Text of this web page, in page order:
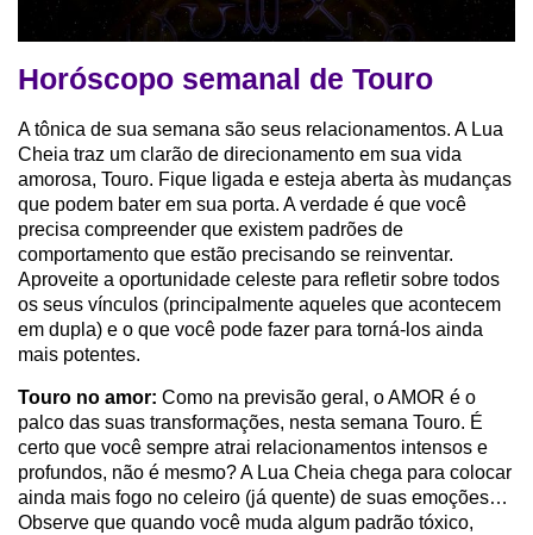
Horóscopo semanal de Touro
A tônica de sua semana são seus relacionamentos. A Lua
Cheia traz um clarão de direcionamento em sua vida
amorosa, Touro. Fique ligada e esteja aberta às mudanças
que podem bater em sua porta. A verdade é que você
precisa compreender que existem padrões de
comportamento que estão precisando se reinventar.
Aproveite a oportunidade celeste para refletir sobre todos
os seus vínculos (principalmente aqueles que acontecem
em dupla) e o que você pode fazer para torná-los ainda
mais potentes.
Touro no amor: Como na previsão geral, o AMOR é o
palco das suas transformações, nesta semana Touro. É
certo que você sempre atrai relacionamentos intensos e
profundos, não é mesmo? A Lua Cheia chega para colocar
ainda mais fogo no celeiro (já quente) de suas emoções…
Observe que quando você muda algum padrão tóxico,